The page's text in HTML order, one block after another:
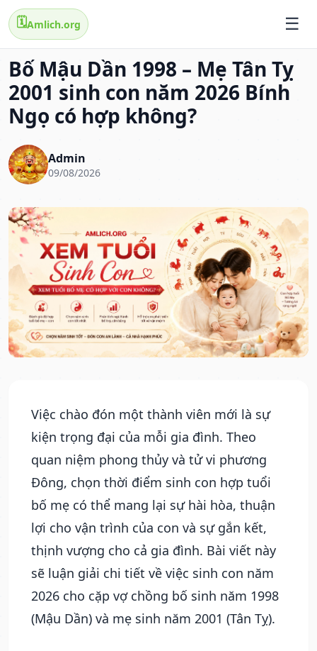
🗓️Amlich.org
Bố Mậu Dần 1998 – Mẹ Tân Tỵ
2001 sinh con năm 2026 Bính
Ngọ có hợp không?
Admin
09/08/2026
Việc chào đón một thành viên mới là sự
kiện trọng đại của mỗi gia đình. Theo
quan niệm phong thủy và tử vi phương
Đông, chọn thời điểm sinh con hợp tuổi
bố mẹ có thể mang lại sự hài hòa, thuận
lợi cho vận trình của con và sự gắn kết,
thịnh vượng cho cả gia đình. Bài viết này
sẽ luận giải chi tiết về việc sinh con năm
2026 cho cặp vợ chồng bố sinh năm 1998
(Mậu Dần) và mẹ sinh năm 2001 (Tân Tỵ).